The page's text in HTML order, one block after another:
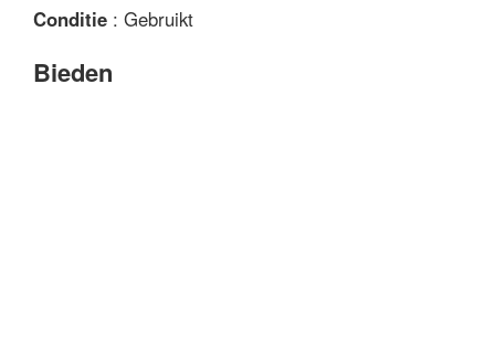
Conditie : Gebruikt
Bieden